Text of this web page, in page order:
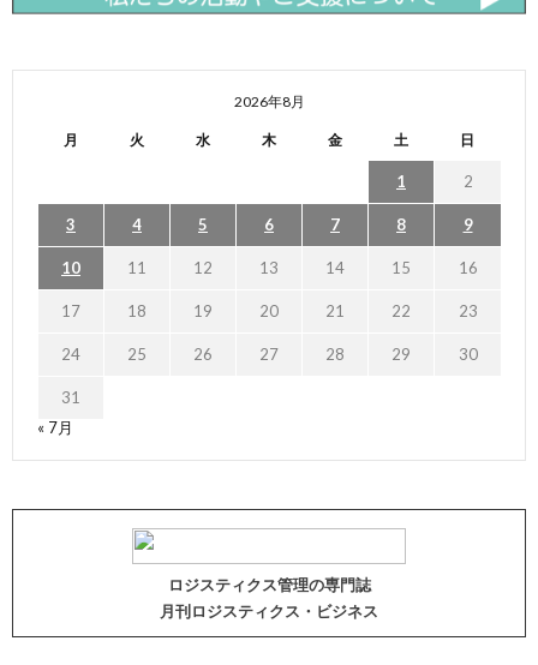
2026年8月
月 火 水 木 金 土 日
1 2
3 4 5 6 7 8 9
10 11 12 13 14 15 16
17 18 19 20 21 22 23
24 25 26 27 28 29 30
31
« 7月
ロジスティクス管理の専門誌
月刊ロジスティクス・ビジネス